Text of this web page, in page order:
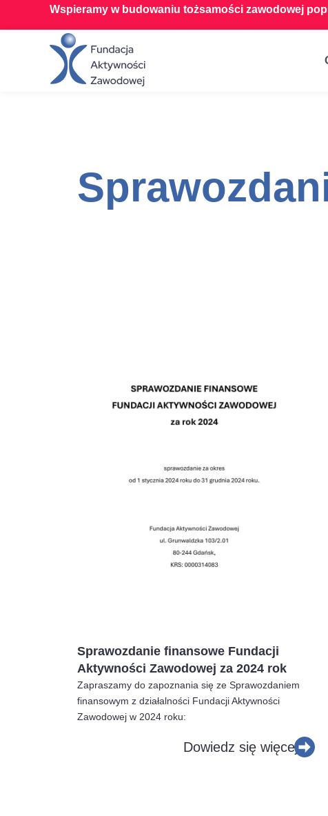
Wspieramy w budowaniu tożsamości zawodowej
Sprawozdanie finansowe Fundacji
Aktywności Zawodowej za 2024 rok
Zapraszamy do zapoznania się ze Sprawozdaniem
finansowym z działalności Fundacji Aktywności
Zawodowej w 2024 roku:
Dowiedz się więcej